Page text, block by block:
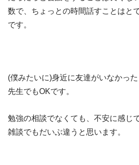
数で、ちょっとの時間話すことはと
です。
(僕みたいに)身近に友達がいなかっ
先生でもOKです。
勉強の相談でなくても、不安に感じ
雑談でもだいぶ違うと思います。